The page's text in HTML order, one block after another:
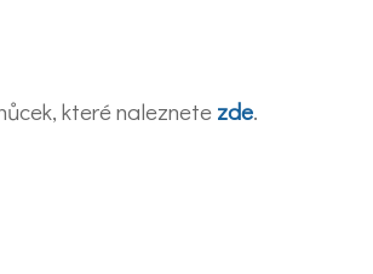
které naleznete zde.